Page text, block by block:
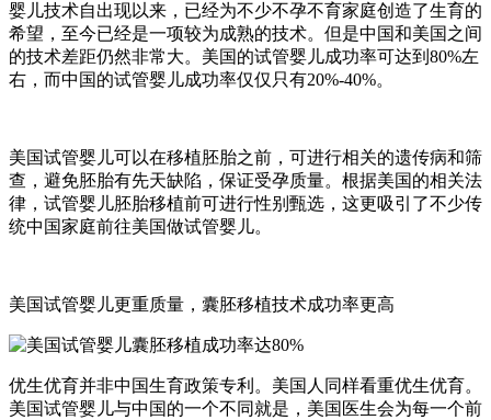
婴儿技术自出现以来，已经为不少不孕不育家庭创造了生育的
希望，至今已经是一项较为成熟的技术。但是中国和美国之间
的技术差距仍然非常大。美国的试管婴儿成功率可达到80%左
右，而中国的试管婴儿成功率仅仅只有20%-40%。
美国试管婴儿可以在移植胚胎之前，可进行相关的遗传病和筛
查，避免胚胎有先天缺陷，保证受孕质量。根据美国的相关法
律，试管婴儿胚胎移植前可进行性别甄选，这更吸引了不少传
统中国家庭前往美国做试管婴儿。
美国试管婴儿更重质量，囊胚移植技术成功率更高
优生优育并非中国生育政策专利。美国人同样看重优生优育。
美国试管婴儿与中国的一个不同就是，美国医生会为每一个前